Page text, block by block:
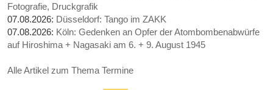
Fotografie, Druckgrafik
07.08.2026: Düsseldorf: Tango im ZAKK
07.08.2026: Köln: Gedenken an Opfer der Atombombenabwürfe
auf Hiroshima + Nagasaki am 6. + 9. August 1945
Alle Artikel zum Thema Termine